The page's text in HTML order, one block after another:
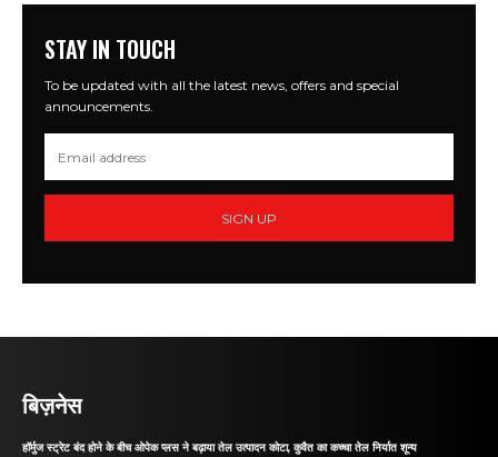
STAY IN TOUCH
To be updated with all the latest news, offers and special
announcements.
SIGN UP
बिज़नेस
हॉर्मुज स्ट्रेट बंद होने के बीच ओपेक प्लस ने बढ़ाया तेल उत्पादन कोटा, कुवैत का कच्चा तेल निर्यात शून्य